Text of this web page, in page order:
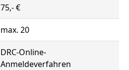
75,- €
max. 20
DRC-Online-
Anmeldeverfahren